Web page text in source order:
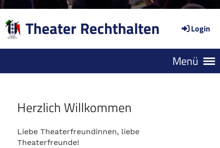
Theater Rechthalten Login
Menü
Herzlich Willkommen
Liebe Theaterfreundinnen, liebe
Theaterfreunde!